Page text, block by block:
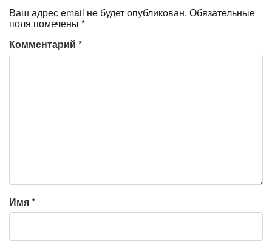
Ваш адрес email не будет опубликован. Обязательные
поля помечены *
Комментарий *
Имя*